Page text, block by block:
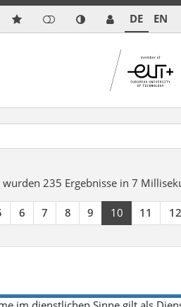
DE EN
wurden 235 Ergebnisse in 7
6 7 8 9 10 11 12